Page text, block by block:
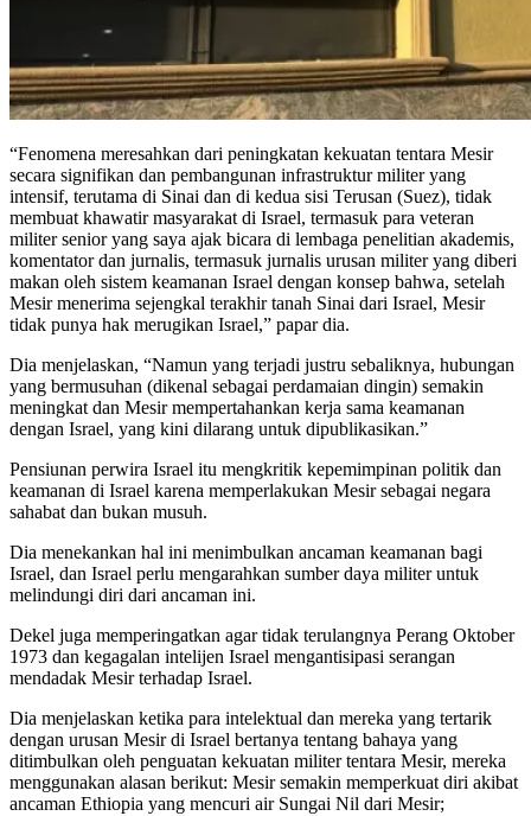
“Fenomena meresahkan dari peningkatan kekuatan tentara Mesir
secara signifikan dan pembangunan infrastruktur militer yang
intensif, terutama di Sinai dan di kedua sisi Terusan (Suez), tidak
membuat khawatir masyarakat di Israel, termasuk para veteran
militer senior yang saya ajak bicara di lembaga penelitian akademis,
komentator dan jurnalis, termasuk jurnalis urusan militer yang diberi
makan oleh sistem keamanan Israel dengan konsep bahwa, setelah
Mesir menerima sejengkal terakhir tanah Sinai dari Israel, Mesir
tidak punya hak merugikan Israel,” papar dia.
Dia menjelaskan, “Namun yang terjadi justru sebaliknya, hubungan
yang bermusuhan (dikenal sebagai perdamaian dingin) semakin
meningkat dan Mesir mempertahankan kerja sama keamanan
dengan Israel, yang kini dilarang untuk dipublikasikan.”
Pensiunan perwira Israel itu mengkritik kepemimpinan politik dan
keamanan di Israel karena memperlakukan Mesir sebagai negara
sahabat dan bukan musuh.
Dia menekankan hal ini menimbulkan ancaman keamanan bagi
Israel, dan Israel perlu mengarahkan sumber daya militer untuk
melindungi diri dari ancaman ini.
Dekel juga memperingatkan agar tidak terulangnya Perang Oktober
1973 dan kegagalan intelijen Israel mengantisipasi serangan
mendadak Mesir terhadap Israel.
Dia menjelaskan ketika para intelektual dan mereka yang tertarik
dengan urusan Mesir di Israel bertanya tentang bahaya yang
ditimbulkan oleh penguatan kekuatan militer tentara Mesir, mereka
menggunakan alasan berikut: Mesir semakin memperkuat diri akibat
ancaman Ethiopia yang mencuri air Sungai Nil dari Mesir;